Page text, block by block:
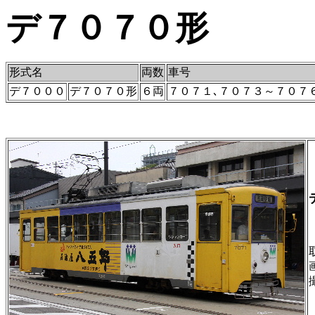
デ７０７０形
形式名 両数 車号
デ７０００ デ７０７０形 ６両 ７０７１､７０７３～７０７